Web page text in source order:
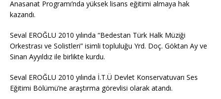
Anasanat Programı’nda yüksek lisans eğitimi almaya hak
kazandı.
Seval EROĞLU 2010 yılında “Bedestan Türk Halk Müziği
Orkestrası ve Solistleri” isimli topluluğu Yrd. Doç. Göktan Ay ve
Sinan Ayyıldız ile birlikte kurdu.
Seval EROĞLU 2010 yılında İ.T.Ü Devlet Konservatuvarı Ses
Eğitimi Bölümü’ne araştırma görevlisi olarak atandı.